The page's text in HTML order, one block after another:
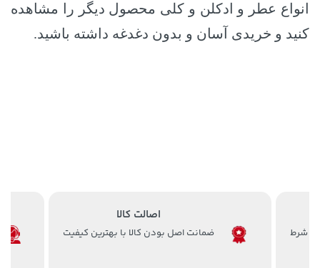
انواع عطر و ادکلن و کلی محصول دیگر را مشاهده
کنید و خریدی آسان و بدون دغدغه داشته باشید.
اصالت کالا
ضمانت اصل بودن کالا با بهترین کیفیت